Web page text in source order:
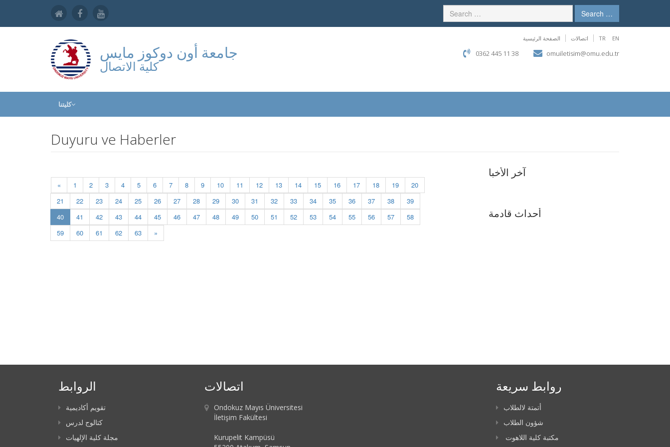
Search …
جامعة أون دوكوز مايس
كلية الاتصال
الصفحة الرئيسية اتصالات TR EN
0362 445 11 38 omuiletisim@omu.edu.tr
كليتنا
Duyuru ve Haberler
« 1 2 3 4 5 6 7 8 9 10 11 12 13 14 15 16 17 18 19
20
21
22 23 24 25 26 27 28 29 30 31 32 33 34 35 36 37 38
39
40(current)
41 42 43 44 45 46 47 48 49 50 51 52 53 54 55 56 57
58
59
60 61 62 63 »
آخر الأخبا
أحداث قادمة
الروابط
تقويم أكاديمية
كتالوج لدرس
مجلة كلية الإلهيات
اتصالات
Ondokuz Mayıs Üniversitesi
İletişim Fakültesi
Kurupelit Kampüsü
روابط سريعة
أتمتة لالطلاب
شؤون الطلاب
مكتبة كلية اللاهوت